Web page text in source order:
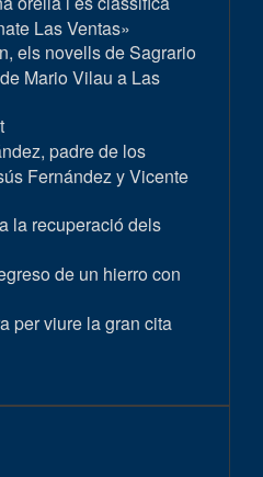
Las Ventas»
els novells de Sagrario
Mario Vilau a Las
padre de los
Fernández y Vicente
la recuperació dels
de un hierro con
per viure la gran cita